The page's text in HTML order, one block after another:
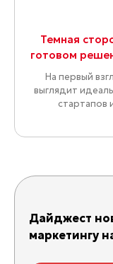
Темная
готовом
На первый
выглядит
стартапов
Дайджест
маркетингу